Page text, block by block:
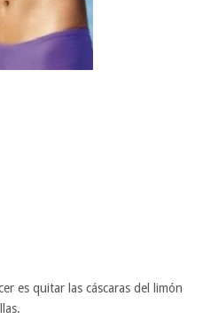
es quitar las cáscaras del limón